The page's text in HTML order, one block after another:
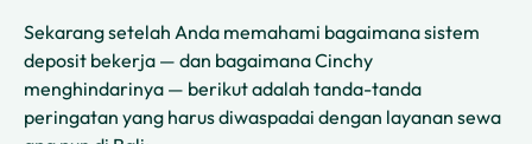
Sekarang setelah Anda memahami bagaimana sistem
deposit bekerja — dan bagaimana Cinchy
menghindarinya — berikut adalah tanda-tanda
peringatan yang harus diwaspadai dengan layanan sewa